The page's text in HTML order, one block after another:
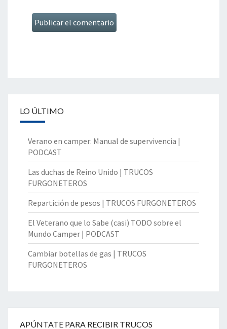
LO ÚLTIMO
Verano en camper: Manual de supervivencia |
PODCAST
Las duchas de Reino Unido | TRUCOS
FURGONETEROS
Repartición de pesos | TRUCOS FURGONETEROS
El Veterano que lo Sabe (casi) TODO sobre el
Mundo Camper | PODCAST
Cambiar botellas de gas | TRUCOS
FURGONETEROS
APÚNTATE PARA RECIBIR TRUCOS